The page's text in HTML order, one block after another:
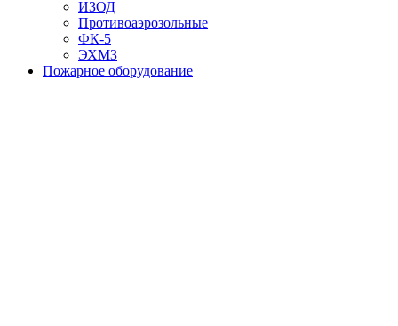
ИЗОД
Противоаэрозольные
ФК-5
ЭХМЗ
Пожарное оборудование